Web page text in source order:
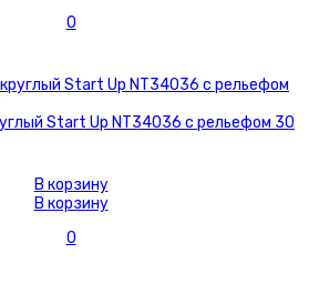
0
Start Up NT34036 с рельефом 30
В корзину
В корзину
0